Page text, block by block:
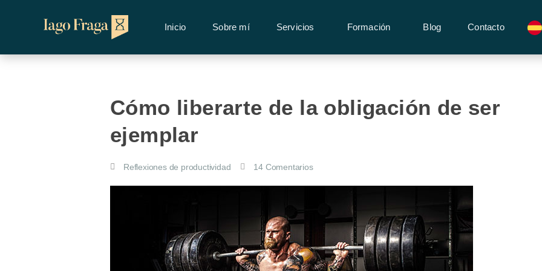
Inicio Sobre mí Servicios Formación Blog Contacto
Cómo liberarte de la obligación de ser
ejemplar
Reflexiones de productividad 14 Comentarios